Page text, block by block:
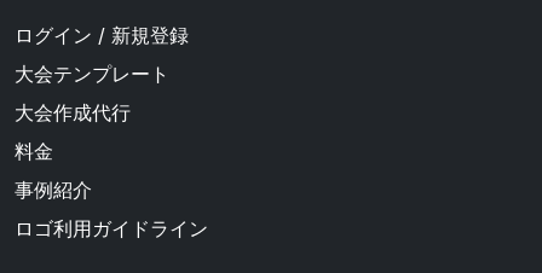
ログイン / 新規登録
大会テンプレート
大会作成代行
料金
事例紹介
ロゴ利用ガイドライン